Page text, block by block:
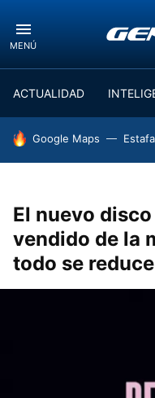
MENÚ
ACTUALIDAD
HOY SE HABLA DE
Google Maps
El nuevo
vendido de la
todo se